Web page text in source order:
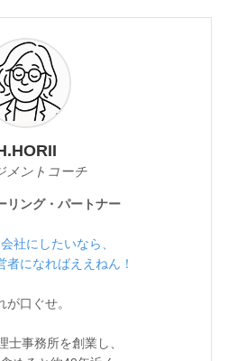
メントコーチ
リング・パートナー
社にしたいなら、
者になればええねん！
が口ぐせ。
士事務所を創業し、